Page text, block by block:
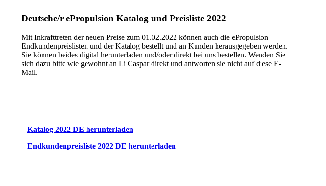
Deutsche/r ePropulsion Katalog und Preisliste 2022
Mit Inkrafttreten der neuen Preise zum 01.02.2022 können auch die ePropulsion
Endkundenpreislisten und der Katalog bestellt und an Kunden herausgegeben werden.
Sie können beides digital herunterladen und/oder direkt bei uns bestellen. Wenden Sie
sich dazu bitte wie gewohnt an Li Caspar direkt und antworten sie nicht auf diese E-
Mail.
Katalog 2022 DE herunterladen
Endkundenpreisliste 2022 DE herunterladen